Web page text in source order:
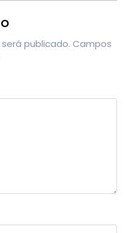
publicado. Campos